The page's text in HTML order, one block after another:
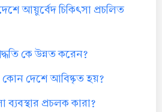
আয়ুর্বেদ চিকিৎসা প্রচলিত
কে উন্নত করেন?
দেশে আবিষ্কৃত হয়?
ব্যবস্থার প্রচলক কারা?